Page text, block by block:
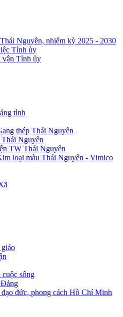
Nguyên, nhiệm kỳ 2025 - 2030
Tỉnh ủy
vận Tỉnh ủy
tỉnh
thép Thái Nguyên
Nguyên
TW Thái Nguyên
loại màu Thái Nguyên - Vimico
sống
Đảng
đức, phong cách Hồ Chí Minh